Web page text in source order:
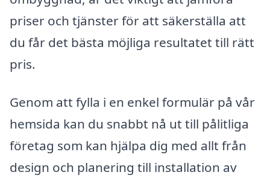
priser och tjänster för att säkerställa att
du får det bästa möjliga resultatet till rätt
pris.
Genom att fylla i en enkel formulär på vår
hemsida kan du snabbt nå ut till pålitliga
företag som kan hjälpa dig med allt från
design och planering till installation av